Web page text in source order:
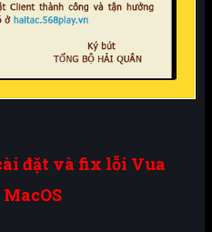
đặt và fix lỗi Vua